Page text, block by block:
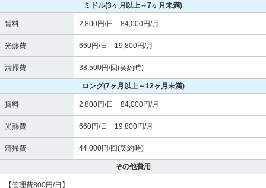
ミドル(3ヶ月以上～7ヶ月未満)
賃料 2,800円/日 84,000円/月
光熱費 660円/日 19,800円/月
清掃費 38,500円/回(契約時)
ロング(7ヶ月以上～12ヶ月未満)
賃料 2,800円/日 84,000円/月
光熱費 660円/日 19,800円/月
清掃費 44,000円/回(契約時)
その他費用
【管理費800円/日】